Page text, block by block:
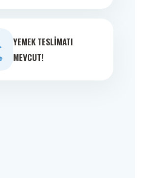
YEMEK TESLIMATI
MEVCUT!